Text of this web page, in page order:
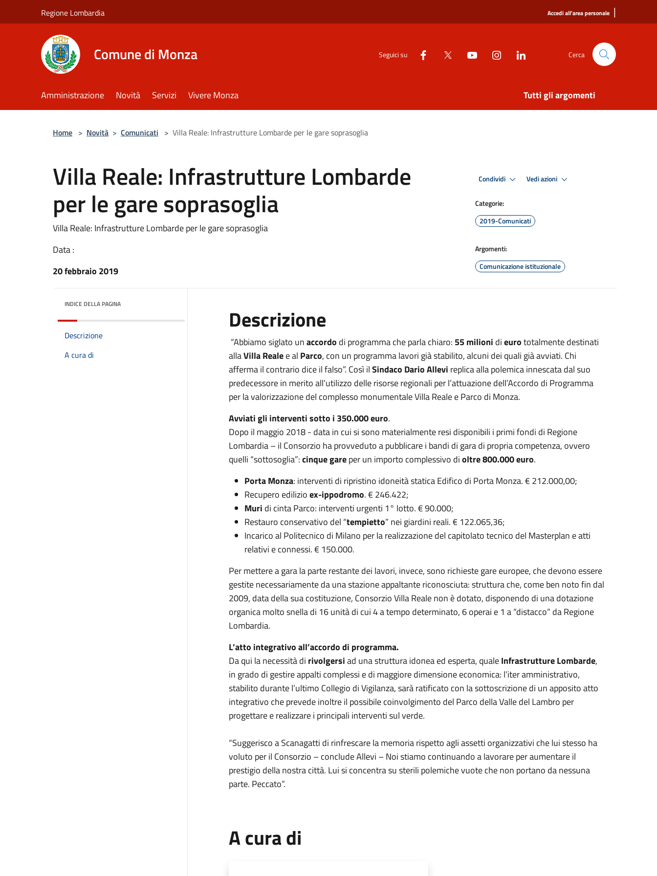
Regione Lombardia Accedi all'area personale |
Comune di Monza Seguici su Cerca
Amministrazione Novità Servizi Vivere Monza Tutti gli argomenti
Home > Novità > Comunicati > Villa Reale: Infrastrutture Lombarde per le gare soprasoglia
Villa Reale: Infrastrutture Lombarde
per le gare soprasoglia
Villa Reale: Infrastrutture Lombarde per le gare soprasoglia
Data :
20 febbraio 2019
Condividi Vedi azioni
Categorie:
2019-Comunicati
Argomenti:
Comunicazione istituzionale
INDICE DELLA PAGINA
Descrizione
A cura di
Descrizione
“Abbiamo siglato unaccordo di programma che parla chiaro: 55 milioni dieurototalmente destinati
allaVilla Realee al Parco, con un programma lavori già stabilito, alcuni dei quali già avviati. Chi
afferma il contrario dice il falso”. Così ilSindaco Dario Allevi replica alla polemica innescata dal suo
predecessore in merito all’utilizzo delle risorse regionali per l’attuazione dell’Accordo di Programma
per la valorizzazione del complesso monumentale Villa Reale e Parco di Monza.
Avviati gli interventi sotto i 350.000 euro.
Dopo il maggio 2018 - data in cui si sono materialmente resi disponibili i primi fondi di Regione
Lombardia – il Consorzio ha provveduto a pubblicare i bandi di gara di propria competenza, ovvero
quelli “sottosoglia”:cinque gareper un importo complessivo dioltre 800.000 euro.
Porta Monza: interventi di ripristino idoneità statica Edifico di Porta Monza. € 212.000,00;
Recupero edilizioex-ippodromo. € 246.422;
Muri di cinta Parco: interventi urgenti 1° lotto. € 90.000;
Restauro conservativo del “tempietto” nei giardini reali. € 122.065,36;
Incarico al Politecnico di Milano per la realizzazione del capitolato tecnico del Masterplan e atti
relativi e connessi. € 150.000.
Per mettere a gara la parte restante dei lavori, invece, sono richieste gare europee, che devono essere
gestite necessariamente da una stazione appaltante riconosciuta: struttura che, come ben noto fin dal
2009, data della sua costituzione, Consorzio Villa Reale non è dotato, disponendo di una dotazione
organica molto snella di 16 unità di cui 4 a tempo determinato, 6 operai e 1 a “distacco” da Regione
Lombardia.
L’atto integrativo all’accordo di programma.
Da qui la necessità di rivolgersiad una struttura idonea ed esperta, qualeInfrastrutture Lombarde,
in grado di gestire appalti complessi e di maggiore dimensione economica: l’iter amministrativo,
stabilito durante l’ultimo Collegio di Vigilanza, sarà ratificato con la sottoscrizione di un apposito atto
integrativo che prevede inoltre il possibile coinvolgimento del Parco della Valle del Lambro per
progettare e realizzare i principali interventi sul verde.
“Suggerisco a Scanagatti di rinfrescare la memoria rispetto agli assetti organizzativi che lui stesso ha
voluto per il Consorzio – conclude Allevi – Noi stiamo continuando a lavorare per aumentare il
prestigio della nostra città. Lui si concentra su sterili polemiche vuote che non portano da nessuna
parte. Peccato”.
A cura di